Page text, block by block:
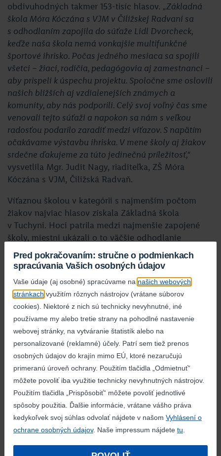
Pred pokračovaním: stručne o podmienkach
spracúvania Vašich osobných údajov
Vaše údaje (aj osobné) spracúvame na našich webových
stránkach využitím rôznych nástrojov (vrátane súborov
cookies). Niektoré z nich sú technicky nevyhnutné, iné
používame my alebo tretie strany na pohodlné nastavenie
webovej stránky, na vytváranie štatistík alebo na
personalizované (reklamné) účely. Patrí sem tiež prenos
osobných údajov do krajín mimo EÚ, ktoré nezaručujú
primeranú úroveň ochrany. Použitím tlačidla „Odmietnuť“
môžete povoliť iba využitie technicky nevyhnutných nástrojov.
Použitím tlačidla „Prispôsobiť“ môžete povoliť jednotlivé
spôsoby použitia. Ďalšie informácie, vrátane vášho práva
kedykoľvek svoj súhlas odvolať nájdete v našom Vyhlásení o
ochrane osobných údajov. Naše impressum nájdete tu
obdivuhodných takmer 153-tisíc hlasov. „Základná
škola Móra Kóczána s VJM v Čiližskej Radvani sa
s odhodlaním zapojila do súťaže Lidl Dvorcheck,
keďže naša škola nemá vonkajšie multifunkčné
športové ihrisko. Počas jedného mesiaca sa spojili
všetci – žiaci, rodičia, pedagógovia aj zamestnanci –
aby prispeli k úspechu projektu. Spoločne sme oslovili
našich bližších aj vzdialenejších známych a
komunity, aby nás podporili. Celý svoj voľný čas sme
venovali tejto súťaži a napokon sa nám s veľkou
radosťou podarilo zaradiť medzi víťazov. S napätím
očakávame výstavbu ihriska. V mene školy aj žiakov
srdečne ďakujeme za túto jedinečnú príležitosť,“
vysvetlila Mgr. Judit Nagy, riaditeľka, ZŠ Móra
Kóczána s VJM, Čiližská Radvaň.
Víťaznou školou v kategórii s najmenším počtom
žiakov najviac hlasov získala Základná škola
v Tuchyni. Hoci patrila medzi najmenšie zapojené
školy, miestni ukázali o to väčšie odhodlanie
a Tuchyňa zvíťazila s celkovým počtom takmer 185-
tisíc hlasov.„Vďaka tejto výhre pribudne v areáli školy
nové multifunkčné ihrisko, ktoré budú môcť využívať
nielen žiaci školy, ale aj obyvatelia obce. Tento
úspech sa podaril vďaka silnej podpore komunity,
rodičov, priateľov školy, obyvateľov našej aj okolitých
obcí. Keďže doposiaľ sme ihrisko nemali, veľmi sa
tešíme, že naše deti budú mať moderný priestor
na šport a pohyb. Ďakujeme Nadácii Lidl a všetkým,
ktorí prispeli k tomuto krásnemu úspechu!,“priblížila
Mgr. Adriana Michalcová, riaditeľka ZŠ Tuchyňa.
Oj ostatné školy majú z víťazstva obrovskú radosť:
Hlasovanie v súťaži Lidl Dvorček o multifunkčné
ihrisko pre naše deti sa pre nás stalo
spoluprácu, veľa vytrvalosti a trpezlivosti. Každý deň